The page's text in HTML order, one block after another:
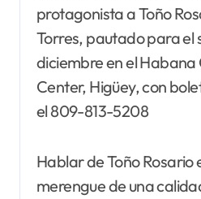
protagonista a Toño
Torres, pautado para el
diciembre en el Habana
Center, Higüey, con
el 809-813-5208
Hablar de Toño Rosario
merengue de una